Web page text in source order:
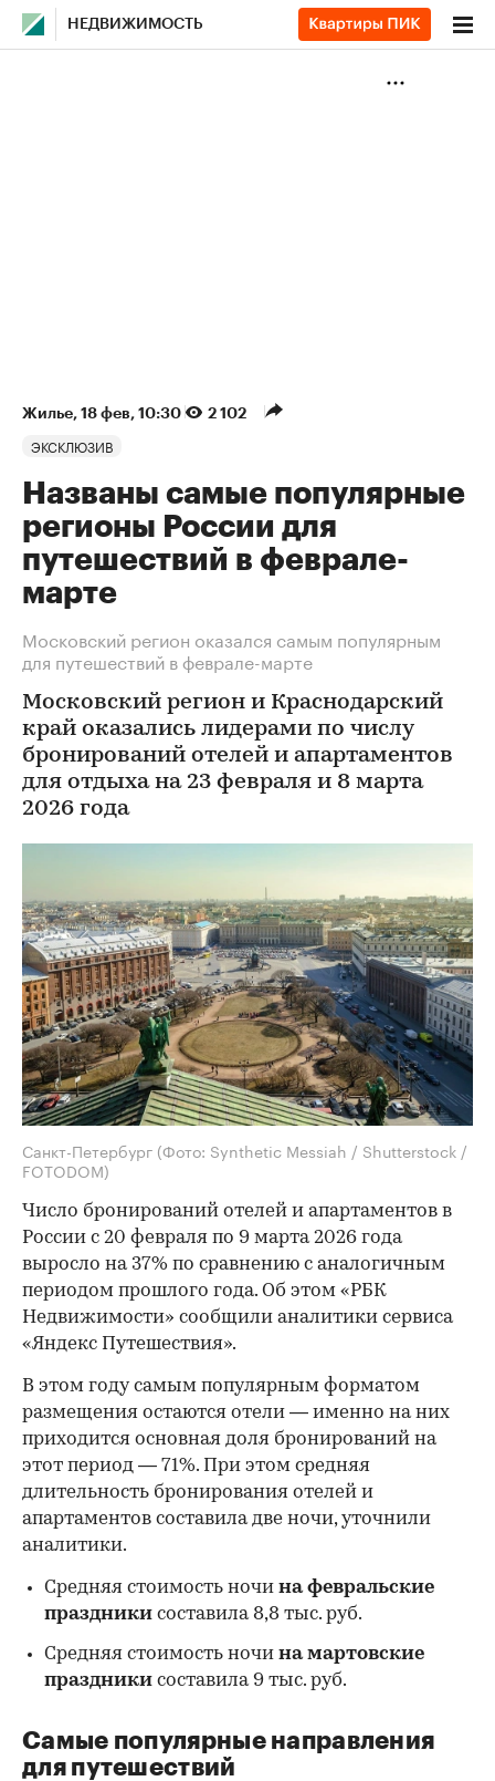
НЕДВИЖИМОСТЬ
Жилье⁠, 18 фев, 10:30 2 102
ЭКСКЛЮЗИВ
Названы самые популярные
регионы России для
путешествий в феврале-
марте
Московский регион оказался самым популярным
для путешествий в феврале-марте
Московский регион и Краснодарский
край оказались лидерами по числу
бронирований отелей и апартаментов
для отдыха на 23 февраля и 8 марта
2026 года
Санкт-Петербург (Фото: Synthetic Messiah / Shutterstock /
FOTODOM)
Число бронирований отелей и апартаментов в
России с 20 февраля по 9 марта 2026 года
выросло на 37% по сравнению с аналогичным
периодом прошлого года. Об этом «РБК
Недвижимости» сообщили аналитики сервиса
«Яндекс Путешествия».
В этом году самым популярным форматом
размещения остаются отели — именно на них
приходится основная доля бронирований на
этот период — 71%. При этом средняя
длительность бронирования отелей и
апартаментов составила две ночи, уточнили
аналитики.
Средняя стоимость ночи на февральские
праздники составила 8,8 тыс. руб.
Средняя стоимость ночи на мартовские
праздники составила 9 тыс. руб.
Самые популярные направления
для путешествий